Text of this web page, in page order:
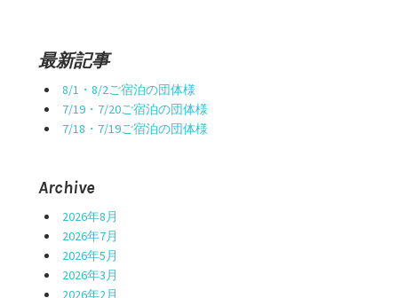
最新記事
8/1・8/2ご宿泊の団体様
7/19・7/20ご宿泊の団体様
7/18・7/19ご宿泊の団体様
Archive
2026年8月
2026年7月
2026年5月
2026年3月
2026年2月